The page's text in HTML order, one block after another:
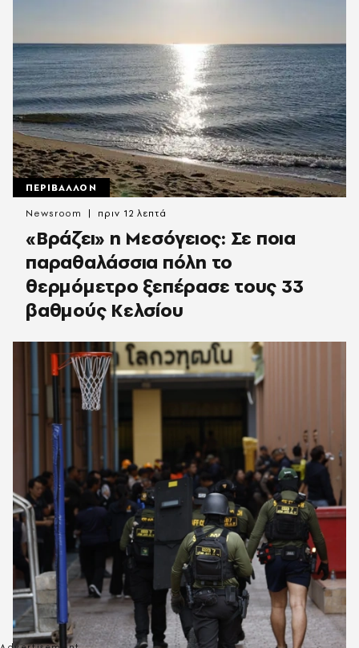
ΠΕΡΙΒΑΛΛΟΝ
«Βράζει» η Μεσόγειος: Σε ποια
παραθαλάσσια πόλη το
θερμόμετρο ξεπέρασε τους 33
βαθμούς Κελσίου
Newsroom πριν 12 λεπτά